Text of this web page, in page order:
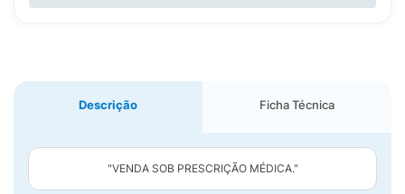
Descrição Ficha Técnica
"VENDA SOB PRESCRIÇÃO MÉDICA."